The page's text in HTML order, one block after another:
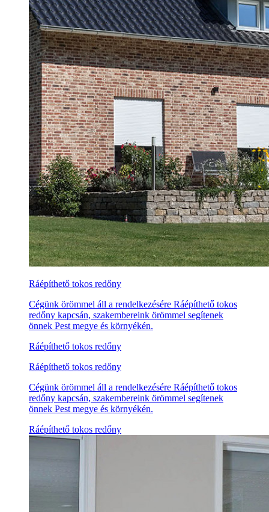
Ráépíthető tokos redőny
Cégünk örömmel áll a rendelkezésére Ráépíthető tokos
redőny kapcsán, szakembereink örömmel segítenek
önnek Pest megye és környékén.
Ráépíthető tokos redőny
Ráépíthető tokos redőny
Cégünk örömmel áll a rendelkezésére Ráépíthető tokos
redőny kapcsán, szakembereink örömmel segítenek
önnek Pest megye és környékén.
Ráépíthető tokos redőny